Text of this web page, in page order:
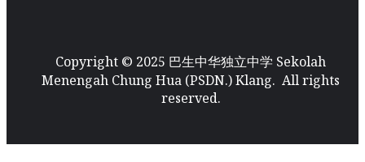
Copyright © 2025 巴生中华独立中学 Sekolah
Menengah Chung Hua (PSDN.) Klang. All rights
reserved.